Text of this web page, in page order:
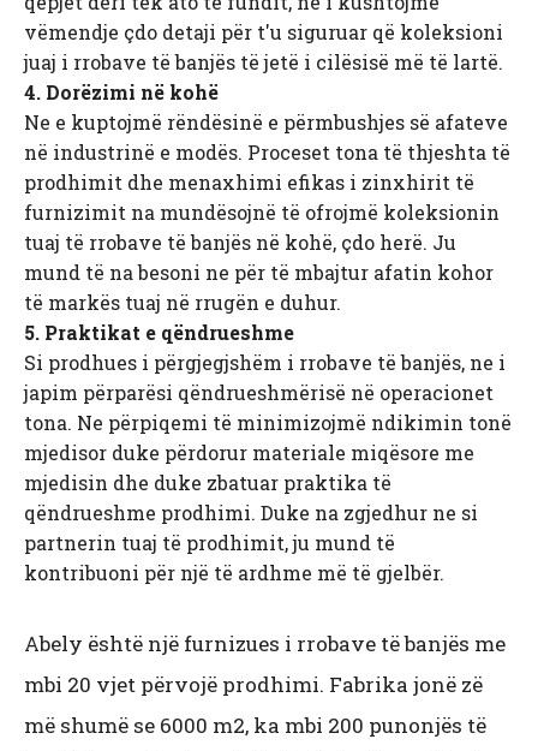
vëmendje çdo detaji për t'u siguruar që koleksioni
juaj i rrobave të banjës të jetë i cilësisë më të lartë.
4. Dorëzimi në kohë
Ne e kuptojmë rëndësinë e përmbushjes së afateve
në industrinë e modës. Proceset tona të thjeshta të
prodhimit dhe menaxhimi efikas i zinxhirit të
furnizimit na mundësojnë të ofrojmë koleksionin
tuaj të rrobave të banjës në kohë, çdo herë. Ju
mund të na besoni ne për të mbajtur afatin kohor
të markës tuaj në rrugën e duhur.
5. Praktikat e qëndrueshme
Si prodhues i përgjegjshëm i rrobave të banjës, ne i
japim përparësi qëndrueshmërisë në operacionet
tona. Ne përpiqemi të minimizojmë ndikimin tonë
mjedisor duke përdorur materiale miqësore me
mjedisin dhe duke zbatuar praktika të
qëndrueshme prodhimi. Duke na zgjedhur ne si
partnerin tuaj të prodhimit, ju mund të
kontribuoni për një të ardhme më të gjelbër.
Abely është një furnizues i rrobave të banjës me
mbi 20 vjet përvojë prodhimi. Fabrika jonë zë
më shumë se 6000 m2, ka mbi 200 punonjës të